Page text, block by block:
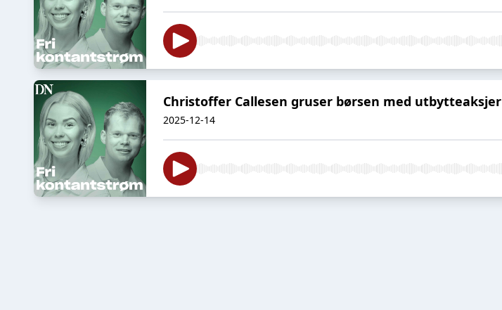
Christoffer Callesen gruser børsen med utbytteaksjer
2025-12-14